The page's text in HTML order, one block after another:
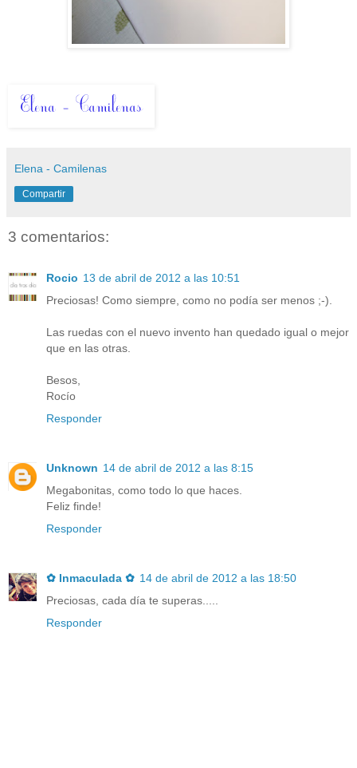
Elena - Camilenas
Compartir
3 comentarios:
Rocio 13 de abril de 2012 a las 10:51
Preciosas! Como siempre, como no podía ser menos ;-).
Las ruedas con el nuevo invento han quedado igual o mejor
que en las otras.
Besos,
Rocío
Responder
Unknown 14 de abril de 2012 a las 8:15
Megabonitas, como todo lo que haces.
Feliz finde!
Responder
✿ Inmaculada ✿ 14 de abril de 2012 a las 18:50
Preciosas, cada día te superas.....
Responder